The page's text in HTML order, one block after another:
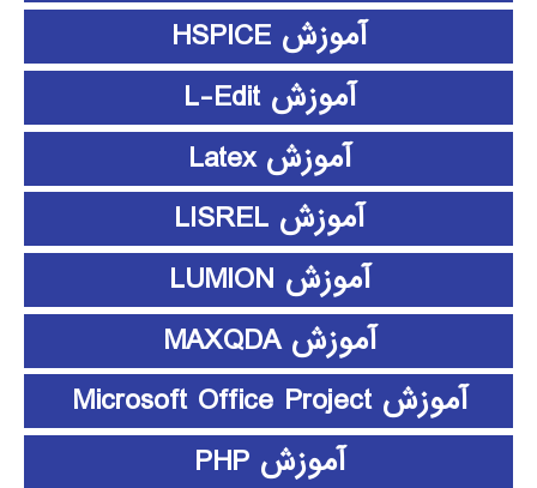
آموزش HSPICE
آموزش L-Edit
آموزش Latex
آموزش LISREL
آموزش LUMION
آموزش MAXQDA
آموزش Microsoft Office Project
آموزش PHP